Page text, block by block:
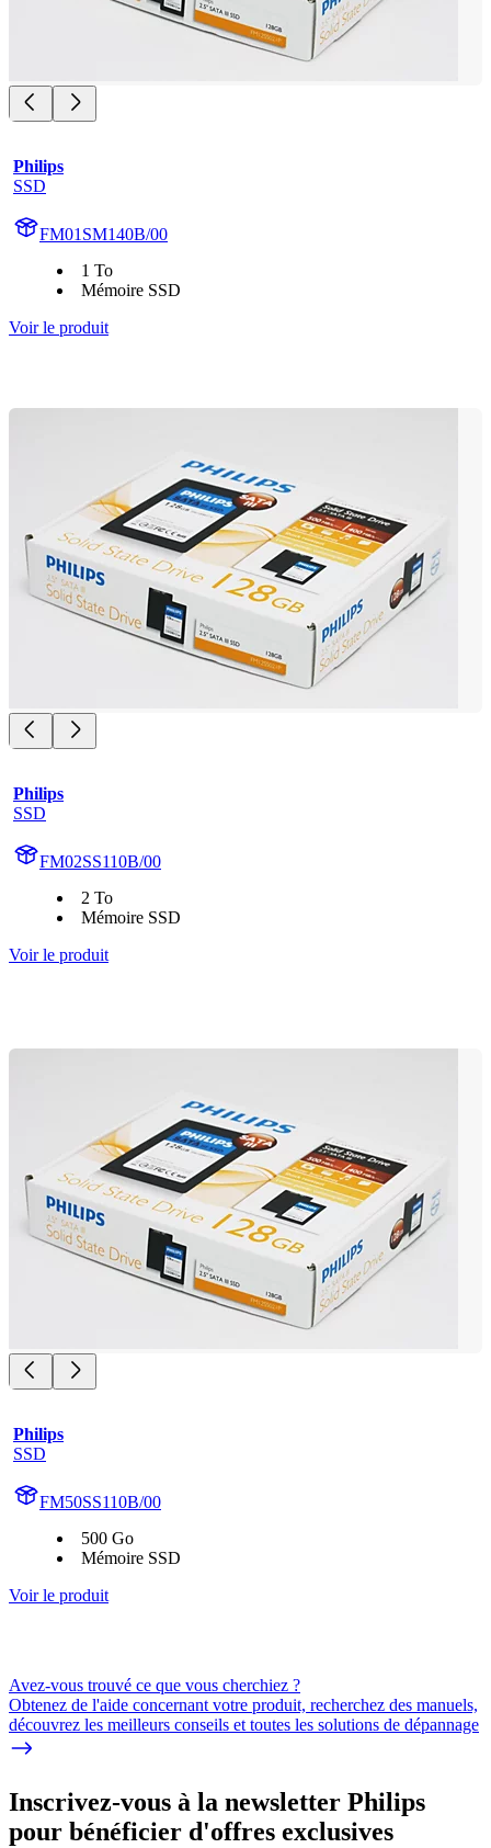
Philips
SSD
FM01SM140B/00
1 To
Mémoire SSD
Voir le produit
Philips
SSD
FM02SS110B/00
2 To
Mémoire SSD
Voir le produit
Philips
SSD
FM50SS110B/00
500 Go
Mémoire SSD
Voir le produit
Avez-vous trouvé ce que vous cherchiez ?
Obtenez de l'aide concernant votre produit, recherchez des manuels,
découvrez les meilleurs conseils et toutes les solutions de dépannage
Inscrivez-vous à la newsletter Philips
pour bénéficier d'offres exclusives